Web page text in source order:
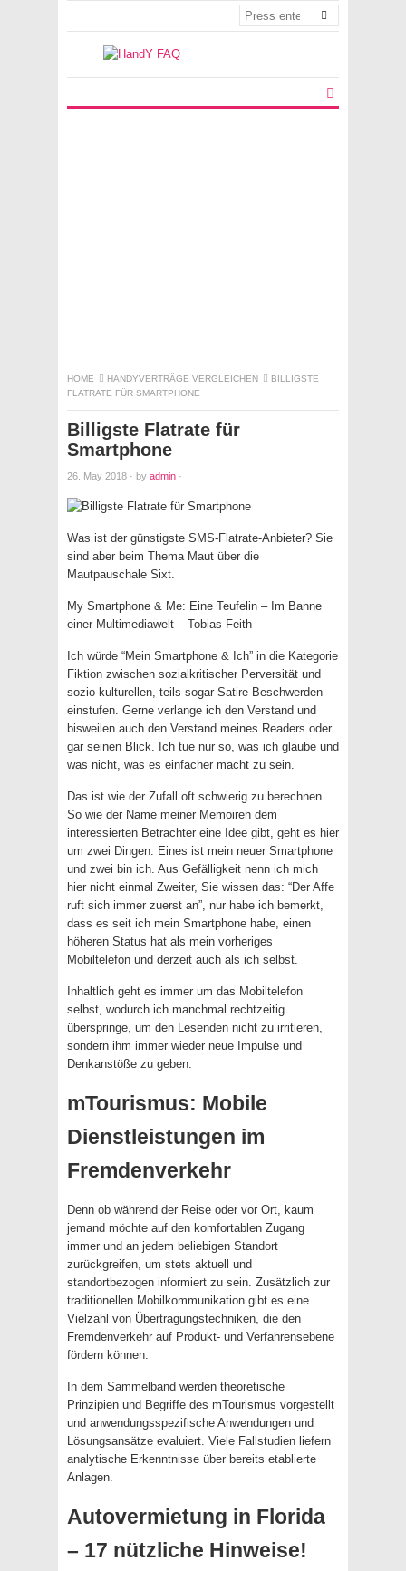
HOME HANDYVERTRÄGE VERGLEICHEN
BILLIGSTE
FLATRATE FÜR SMARTPHONE
Billigste Flatrate für
Smartphone
26. May 2018 · by admin ·
Was ist der günstigste SMS-Flatrate-Anbieter? Sie
sind aber beim Thema Maut über die
Mautpauschale Sixt.
My Smartphone & Me: Eine Teufelin – Im Banne
einer Multimediawelt – Tobias Feith
Ich würde “Mein Smartphone & Ich” in die Kategorie
Fiktion zwischen sozialkritischer Perversität und
sozio-kulturellen, teils sogar Satire-Beschwerden
einstufen. Gerne verlange ich den Verstand und
bisweilen auch den Verstand meines Readers oder
gar seinen Blick. Ich tue nur so, was ich glaube und
was nicht, was es einfacher macht zu sein.
Das ist wie der Zufall oft schwierig zu berechnen.
So wie der Name meiner Memoiren dem
interessierten Betrachter eine Idee gibt, geht es hier
um zwei Dingen. Eines ist mein neuer Smartphone
und zwei bin ich. Aus Gefälligkeit nenn ich mich
hier nicht einmal Zweiter, Sie wissen das: “Der Affe
ruft sich immer zuerst an”, nur habe ich bemerkt,
dass es seit ich mein Smartphone habe, einen
höheren Status hat als mein vorheriges
Mobiltelefon und derzeit auch als ich selbst.
Inhaltlich geht es immer um das Mobiltelefon
selbst, wodurch ich manchmal rechtzeitig
überspringe, um den Lesenden nicht zu irritieren,
sondern ihm immer wieder neue Impulse und
Denkanstöße zu geben.
mTourismus: Mobile
Dienstleistungen im
Fremdenverkehr
Denn ob während der Reise oder vor Ort, kaum
jemand möchte auf den komfortablen Zugang
immer und an jedem beliebigen Standort
zurückgreifen, um stets aktuell und
standortbezogen informiert zu sein. Zusätzlich zur
traditionellen Mobilkommunikation gibt es eine
Vielzahl von Übertragungstechniken, die den
Fremdenverkehr auf Produkt- und Verfahrensebene
fördern können.
In dem Sammelband werden theoretische
Prinzipien und Begriffe des mTourismus vorgestellt
und anwendungsspezifische Anwendungen und
Lösungsansätze evaluiert. Viele Fallstudien liefern
analytische Erkenntnisse über bereits etablierte
Anlagen.
Autovermietung in Florida
– 17 nützliche Hinweise!